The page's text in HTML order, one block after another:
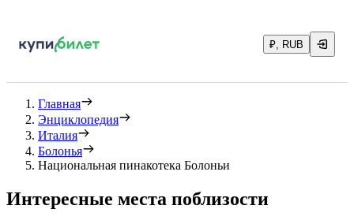
₽, RUB
Главная
Энциклопедия
Италия
Болонья
Национальная пинакотека Болоньи
Интересные места поблизости